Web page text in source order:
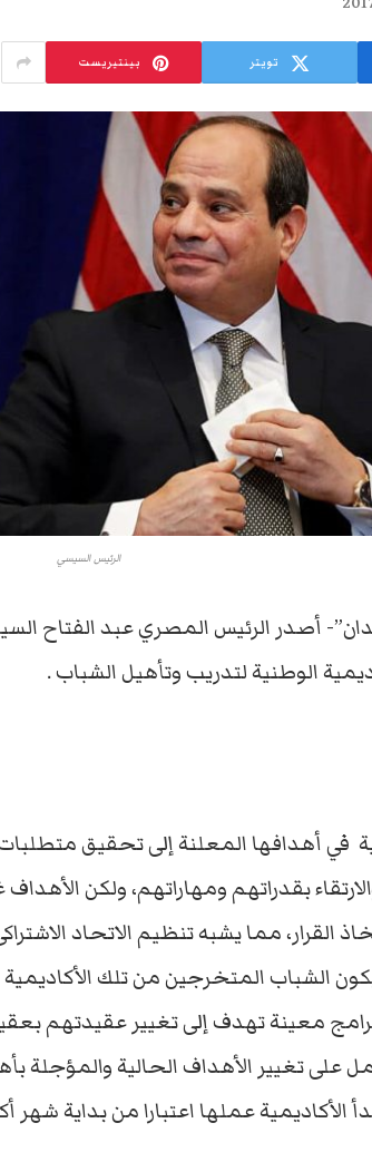
تويتر بينتيريست
الرئيس السيسي
في أهدافها المعلنة إلى تحقيق متطلبات
بقدراتهم ومهاراتهم، ولكن
القرار، مما يشبه تنظيم الاتحاد
الشباب المتخرجين من تلك
معينة تهدف إلى تغيير عقيدتهم
على تغيير الأهداف الحالية والمؤجلة
الأكاديمية عملها اعتبارا من بداية شهر